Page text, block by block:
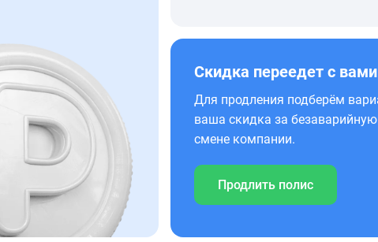
Скидка переедет с вами
Для продления подберём
ваша скидка за
смене компании.
Продлить полис